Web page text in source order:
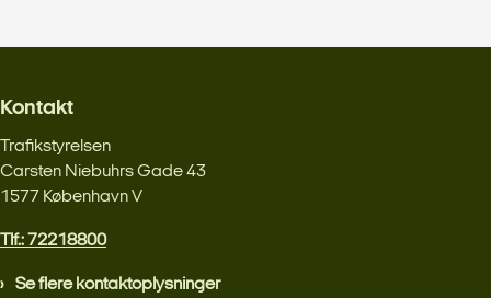
Kontakt
Trafikstyrelsen
Carsten Niebuhrs Gade 43
1577 København V
Tlf.: 72218800
Se flere kontaktoplysninger